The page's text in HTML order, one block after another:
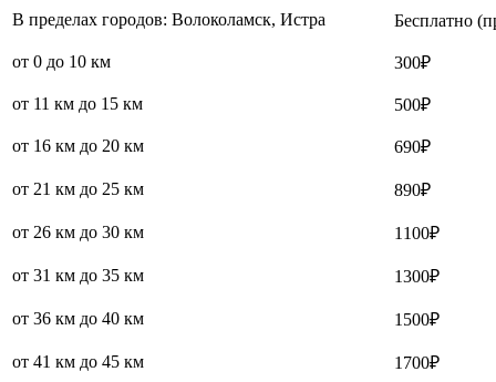
В пределах городов: Волоколамск, Истра Бесплатно
от 0 до 10 км 300₽
от 11 км до 15 км 500₽
от 16 км до 20 км 690₽
от 21 км до 25 км 890₽
от 26 км до 30 км 1100₽
от 31 км до 35 км 1300₽
от 36 км до 40 км 1500₽
от 41 км до 45 км 1700₽